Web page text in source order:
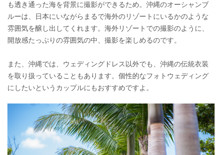
も透き通った海を背景に撮影ができるため。沖縄のオーシャンブ
ルーは、日本にいながらまるで海外のリゾートにいるかのような
雰囲気を醸し出してくれます。海外リゾートでの撮影のように、
開放感たっぷりの雰囲気の中、撮影を楽しめるのです。
また、沖縄では、ウェディングドレス以外でも、沖縄の伝統衣装
を取り扱っていることもあります。個性的なフォトウェディング
にしたいというカップルにもおすすめですよ。